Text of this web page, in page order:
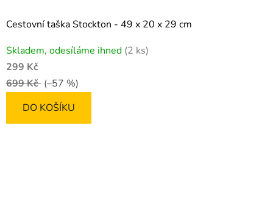
Cestovní taška Stockton - 49 x 20 x 29 cm
Skladem, odesíláme ihned (2 ks)
299 Kč
699 Kč (–57 %)
DO KOŠÍKU